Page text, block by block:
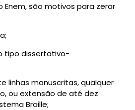
Enem, são motivos para zerar
tipo dissertativo-
linhas manuscritas, qualquer
ou extensão de até dez
Braille;